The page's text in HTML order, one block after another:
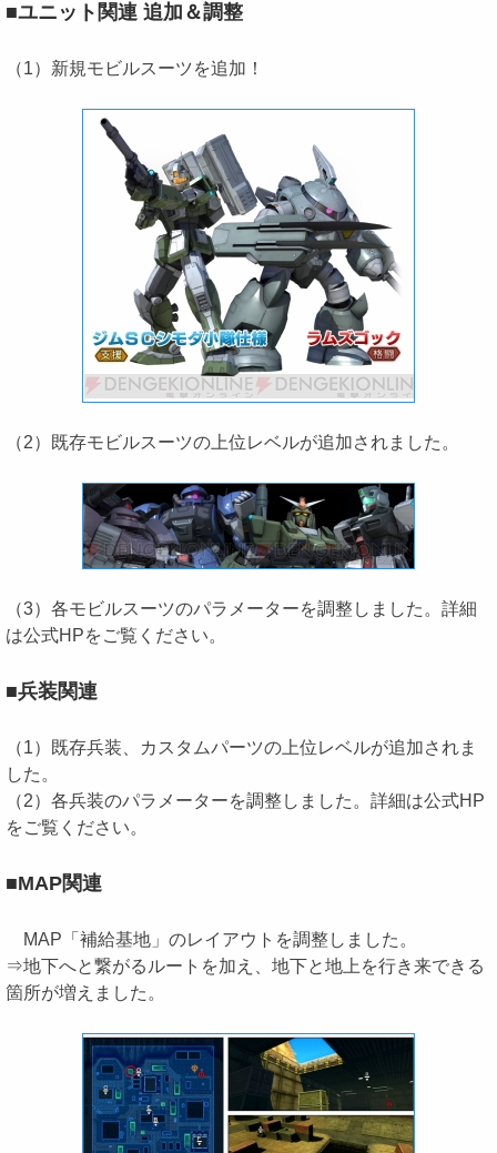
■ユニット関連 追加＆調整
（1）新規モビルスーツを追加！
（2）既存モビルスーツの上位レベルが追加されました。
（3）各モビルスーツのパラメーターを調整しました。詳細
は公式HPをご覧ください。
■兵装関連
（1）既存兵装、カスタムパーツの上位レベルが追加されま
した。
（2）各兵装のパラメーターを調整しました。詳細は公式HP
をご覧ください。
■MAP関連
MAP「補給基地」のレイアウトを調整しました。
⇒地下へと繋がるルートを加え、地下と地上を行き来できる
箇所が増えました。